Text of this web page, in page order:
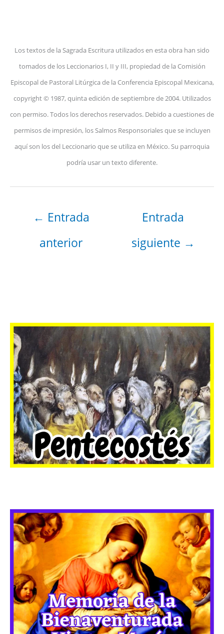
Los textos de la Sagrada Escritura utilizados en esta obra han sido
tomados de los Leccionarios I, II y III, propiedad de la Comisión
Episcopal de Pastoral Litúrgica de la Conferencia Episcopal Mexicana,
copyright © 1987, quinta edición de septiembre de 2004. Utilizados
con permiso. Todos los derechos reservados. Debido a cuestiones de
permisos de impresión, los Salmos Responsoriales que se incluyen
aquí son los del Leccionario que se utiliza en México. Su parroquia
podría usar un texto diferente.
← Entrada
anterior
Entrada
siguiente →